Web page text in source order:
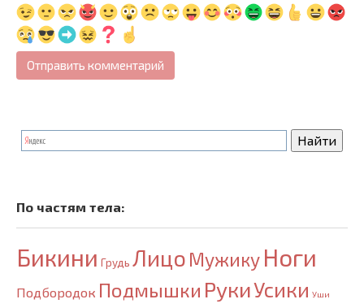
По частям тела:
Бикини Грудь Лицо Мужику Ноги
Подбородок Подмышки РукиУсики Уши